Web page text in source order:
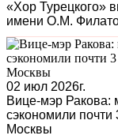
«Хор Турецкого»
имени О.М.
02 июл 2026г.
Вице-мэр Ракова:
сэкономили
Москвы